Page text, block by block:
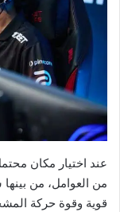
عند اختيار مكان
من العوامل، من
قوية وقوة حركة